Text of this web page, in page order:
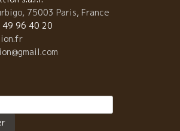
75003 Paris, France
96 40 20